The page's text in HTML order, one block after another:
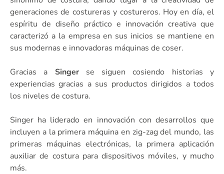
generaciones de costureras y costureros. Hoy en día, el
espíritu de diseño práctico e innovación creativa que
caracterizó a la empresa en sus inicios se mantiene en
sus modernas e innovadoras máquinas de coser.
Gracias a Singerse siguen cosiendo historias y
experiencias gracias a sus productos dirigidos a todos
los niveles de costura.
Singer ha liderado en innovación con desarrollos que
incluyen a la primera máquina en zig-zag del mundo, las
primeras máquinas electrónicas, la primera aplicación
auxiliar de costura para dispositivos móviles, y mucho
más.